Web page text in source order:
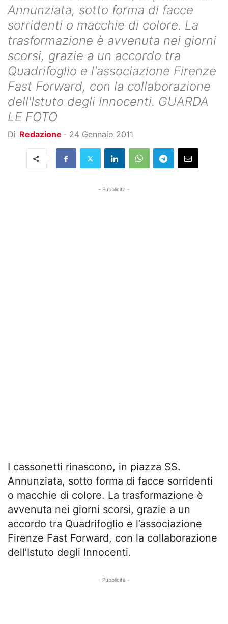
Annunziata, sotto forma di facce
sorridenti o macchie di colore. La
trasformazione è avvenuta nei giorni
scorsi, grazie a un accordo tra
Quadrifoglio e l'associazione Firenze
Fast Forward, con la collaborazione
dell'Istuto degli Innocenti. GUARDA
LE FOTO
Di Redazione - 24 Gennaio 2011
- Pubblicità -
I cassonetti rinascono, in piazza SS.
Annunziata, sotto forma di facce sorridenti
o macchie di colore. La trasformazione è
avvenuta nei giorni scorsi, grazie a un
accordo tra Quadrifoglio e l’associazione
Firenze Fast Forward, con la collaborazione
dell’Istuto degli Innocenti.
- Pubblicità -